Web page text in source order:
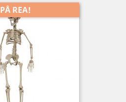
PÅ REA!